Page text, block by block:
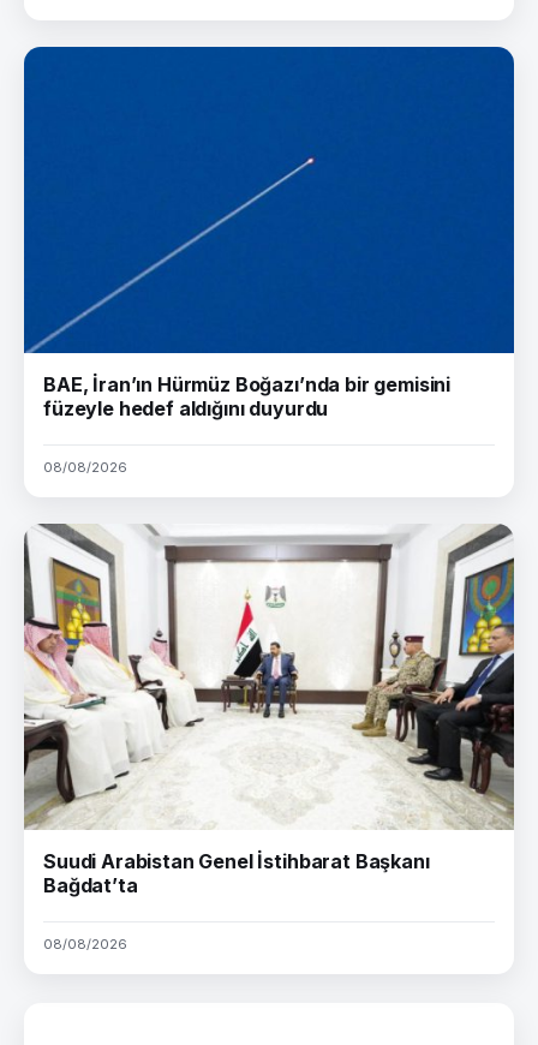
BAE, İran’ın Hürmüz Boğazı’nda bir gemisini
füzeyle hedef aldığını duyurdu
08/08/2026
Suudi Arabistan Genel İstihbarat Başkanı
Bağdat’ta
08/08/2026